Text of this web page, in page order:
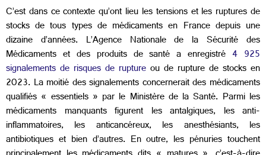
C’est dans ce contexte qu’ont lieu les tensions et les ruptures de
stocks de tous types de médicaments en France depuis une
dizaine d’années. L’Agence Nationale de la Sécurité des
Médicaments et des produits de santé a enregistré4 925
signalements de risques de rupture ou de rupture de stocks en
2023. La moitié des signalements concernerait des médicaments
qualifiés « essentiels » par le Ministère de la Santé. Parmi les
médicaments manquants figurent les antalgiques, les anti-
inflammatoires, les anticancéreux, les anesthésiants, les
antibiotiques et bien d’autres. En outre, les pénuries touchent